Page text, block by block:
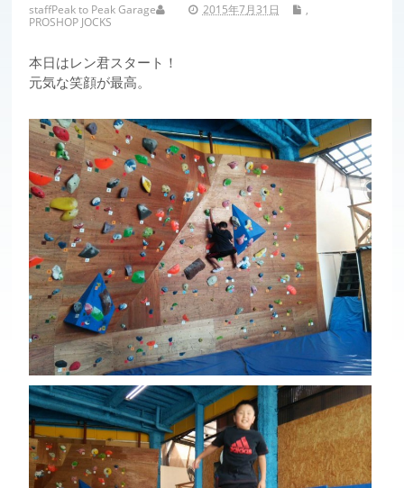
staff 2015年7月31日
Peak to Peak Garage
,
PROSHOP JOCKS
本日はレン君スタート！
元気な笑顔が最高。